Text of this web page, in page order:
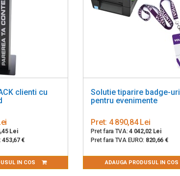
clienti cu
Lei
453,67 €
IN COS
Solutie tiparire badge-uri
pentru evenimente
Pret: 4 890,84 Lei
Pret fara TVA: 4 042,02 Lei
Pret fara TVA EURO: 820,66 €
ADAUGA PRODUSUL IN COS